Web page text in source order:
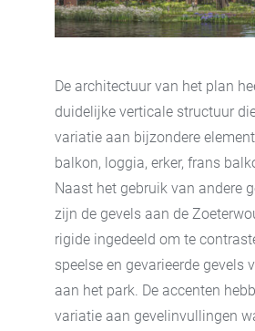
De architectuur van het plan
duidelijke verticale structuur
variatie aan bijzondere
balkon, loggia, erker, frans
Naast het gebruik van andere
zijn de gevels aan de
rigide ingedeeld om te
speelse en gevarieerde gevels
aan het park. De accenten
variatie aan gevelinvullingen